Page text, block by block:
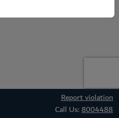
Report violation
Call Us:8004488